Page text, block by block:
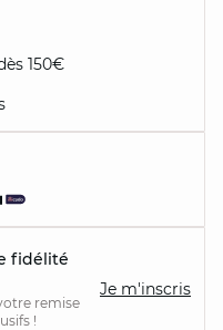
150€
fidélité
remise
!
Je m'inscris